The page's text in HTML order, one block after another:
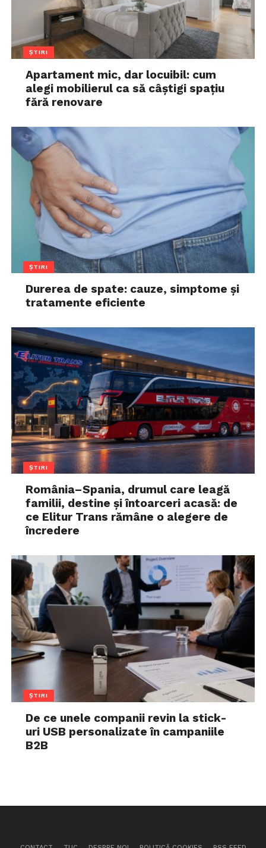
ȘTIRI
Apartament mic, dar locuibil: cum
alegi mobilierul ca să câștigi spațiu
fără renovare
ȘTIRI
Durerea de spate: cauze, simptome și
tratamente eficiente
ȘTIRI
România–Spania, drumul care leagă
familii, destine și întoarceri acasă: de
ce Elitur Trans rămâne o alegere de
încredere
ȘTIRI
De ce unele companii revin la stick-
uri USB personalizate în campaniile
B2B